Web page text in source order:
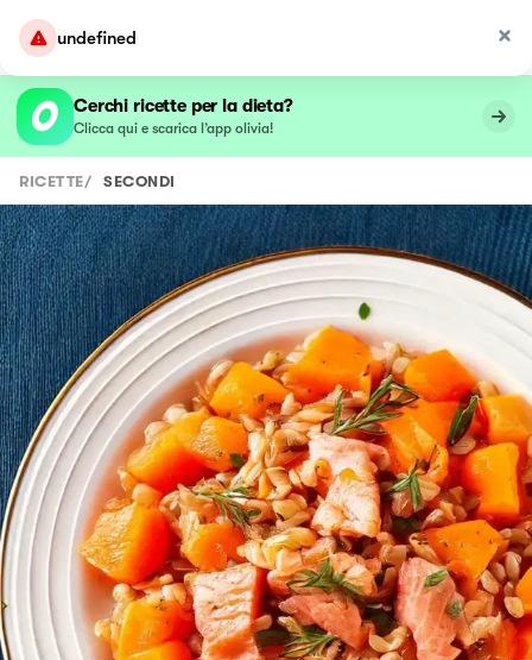
undefined
Cerchi ricette per la dieta?
Clicca qui e scarica l’app olivia!
RICETTE/ SECONDI